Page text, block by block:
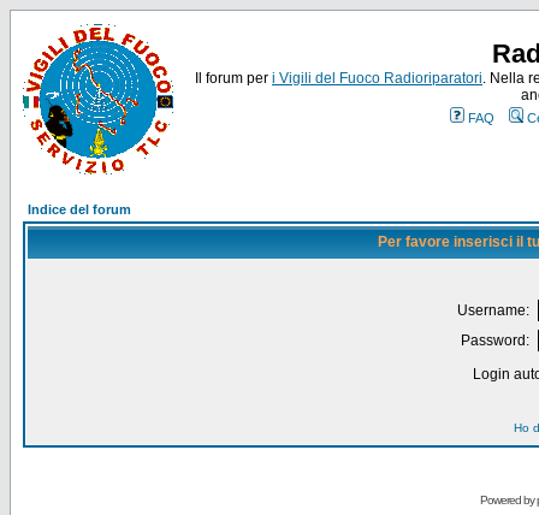
Il forum per i Vigili del Fuoco Radioriparatori. Nella
FAQ
Indice del forum
Per favore inserisci il
Username:
Password:
Login
Ho
Powered by